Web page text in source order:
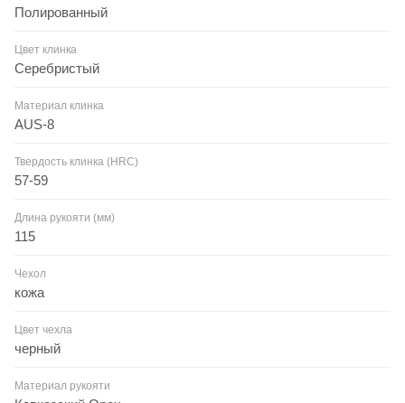
Полированный
Цвет клинка
Серебристый
Материал клинка
AUS-8
Твердость клинка (HRC)
57-59
Длина рукояти (мм)
115
Чехол
кожа
Цвет чехла
черный
Материал рукояти